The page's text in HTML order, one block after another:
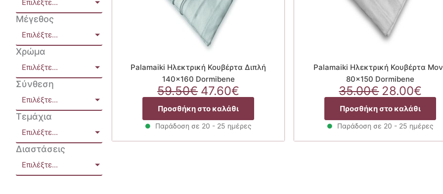
Επιλέξτε...
Μέγεθος
Επιλέξτε...
Χρώμα
Επιλέξτε...
Σύνθεση
Επιλέξτε...
Τεμάχια
Επιλέξτε...
Διαστάσεις
Επιλέξτε...
Palamaiki Ηλεκτρική Κουβέρτα Διπλή
140×160 Dormibene
59.50€ Original
price
was:
59.50€.
47.60€
τρέχουσα
είναι:
47.60€.
Προσθήκη στο καλάθι
Παράδοση σε 20 - 25 ημέρες
Palamaiki Ηλεκτρική Κουβέρτα
80×150 Dormibene
35.00€ Original
price
was:
35.00€.
28.00€
Προσθήκη στο καλάθι
Παράδοση σε 20 - 25 ημέρες